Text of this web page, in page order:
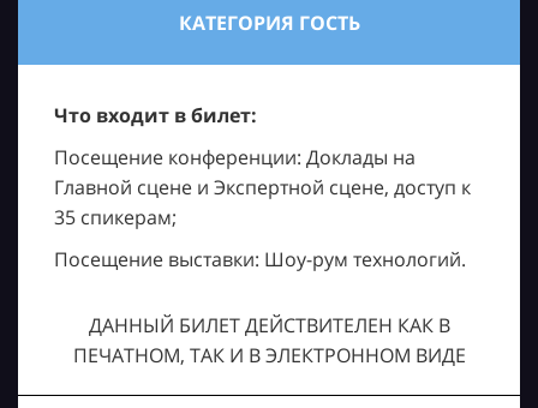
КАТЕГОРИЯ ГОСТЬ
Что входит в билет:
Посещение конференции: Доклады на
Главной сцене и Экспертной сцене, доступ к
35 спикерам;
Посещение выставки: Шоу-рум технологий.
ДАННЫЙ БИЛЕТ ДЕЙСТВИТЕЛЕН КАК В
ПЕЧАТНОМ, ТАК И В ЭЛЕКТРОННОМ ВИДЕ